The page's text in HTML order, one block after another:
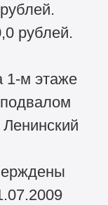
рублей.
1-м этаже